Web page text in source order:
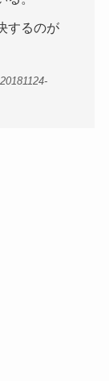
するのが